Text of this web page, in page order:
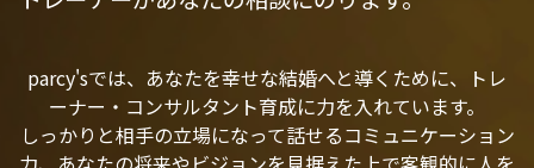
parcy'sでは、あなたを幸せな結婚へと導くために、トレ
ーナー・コンサルタント育成に力を入れています。
しっかりと相手の立場になって話せるコミュニケーション